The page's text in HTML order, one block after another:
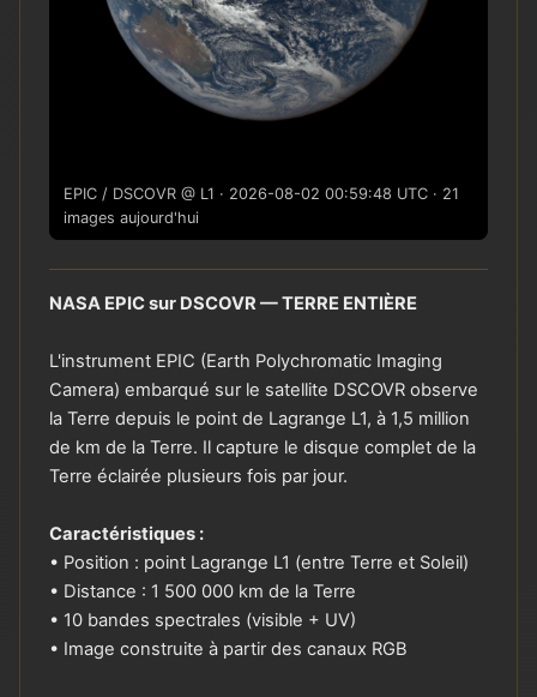
EPIC / DSCOVR @ L1 · 2026-08-02 00:59:48 UTC · 21
images aujourd'hui
NASA EPIC sur DSCOVR — TERRE ENTIÈRE
L'instrument EPIC (Earth Polychromatic Imaging
Camera) embarqué sur le satellite DSCOVR observe
la Terre depuis le point de Lagrange L1, à 1,5 million
de km de la Terre. Il capture le disque complet de la
Terre éclairée plusieurs fois par jour.
Caractéristiques :
• Position : point Lagrange L1 (entre Terre et Soleil)
• Distance : 1 500 000 km de la Terre
• 10 bandes spectrales (visible + UV)
• Image construite à partir des canaux RGB